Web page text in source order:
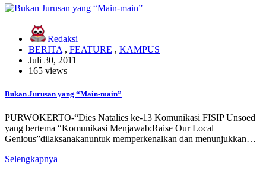
Redaksi
BERITA , FEATURE , KAMPUS
Juli 30, 2011
165 views
Bukan Jurusan yang “Main-main”
PURWOKERTO-“Dies Natalies ke-13 Komunikasi FISIP Unsoed
yang bertema “Komunikasi Menjawab:Raise Our Local
Genious”dilaksanakanuntuk memperkenalkan dan menunjukkan…
Selengkapnya